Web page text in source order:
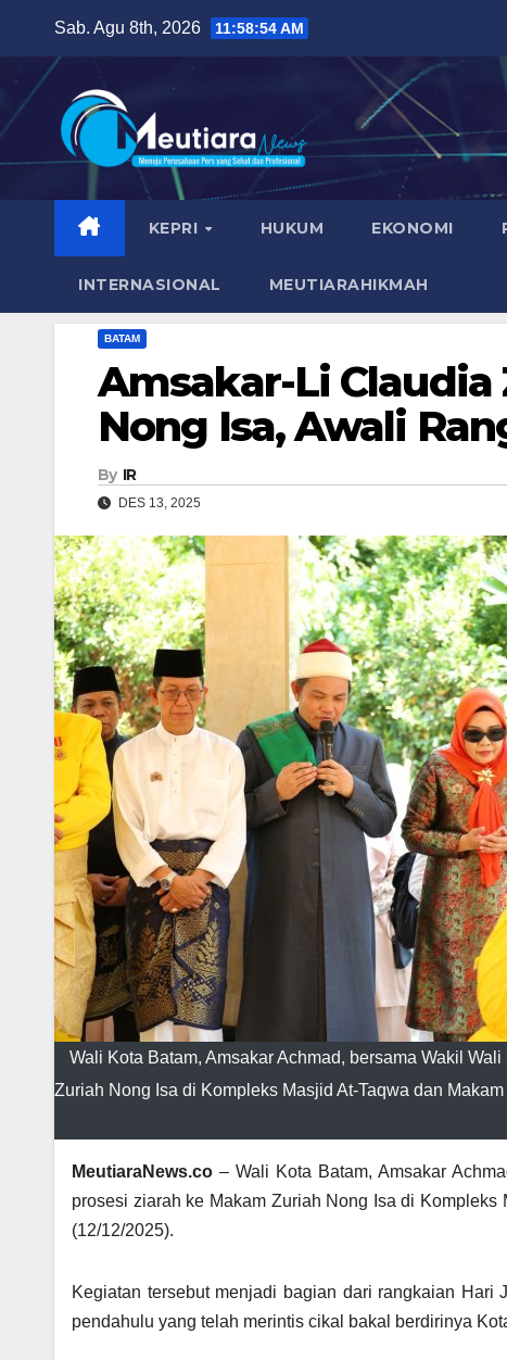
content
Sab. Agu 8th, 2026 11:58:55 AM
KEPRI HUKUM EKONOMI
INTERNASIONAL MEUTIARAHIKMAH
BATAM
Amsakar-Li
Nong Isa, Awali
By IR
DES 13, 2025
Wali Kota Batam, Amsakar Achmad, bersama Wakil
Zuriah Nong Isa di Kompleks Masjid At-Taqwa dan
MeutiaraNews.co – Wali Kota Batam, Amsakar
prosesi ziarah ke Makam Zuriah Nong Isa di
(12/12/2025).
Kegiatan tersebut menjadi bagian dari rangkaian
pendahulu yang telah merintis cikal bakal berdirinya